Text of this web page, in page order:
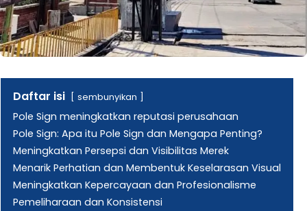
Daftar isi sembunyikan
Pole Sign meningkatkan reputasi perusahaan
Pole Sign: Apa itu Pole Sign dan Mengapa Penting?
Meningkatkan Persepsi dan Visibilitas Merek
Menarik Perhatian dan Membentuk Keselarasan Visual
Meningkatkan Kepercayaan dan Profesionalisme
Pemeliharaan dan Konsistensi